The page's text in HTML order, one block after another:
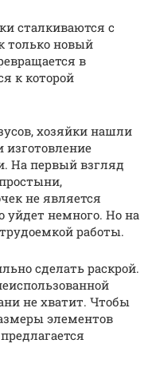
сталкиваются с
только новый
в
к которой
хозяйки нашли
изготовление
На первый взгляд
не является
немного. Но на
работы.
сделать раскрой.
не хватит. Чтобы
элементов